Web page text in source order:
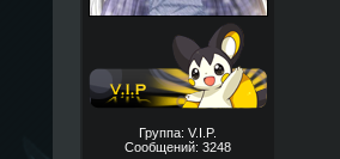
Группа: V.I.P.
Сообщений: 3248